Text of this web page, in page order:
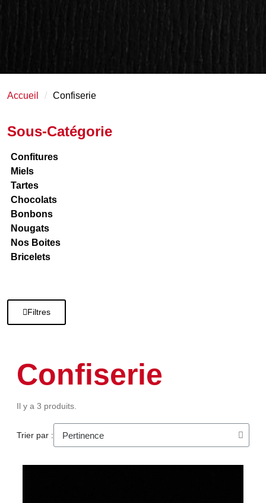
Accueil Confiserie
Sous-Catégorie
Confitures
Miels
Tartes
Chocolats
Bonbons
Nougats
Nos Boites
Bricelets
Filtres
Confiserie
Il y a 3 produits.
Trier par :